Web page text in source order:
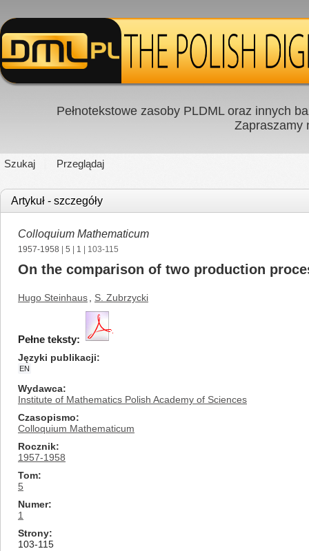
Pełnotekstowe zasoby PLDML oraz innych
Zapraszamy
Szukaj Przeglądaj
Artykuł - szczegóły
Colloquium Mathematicum
1957-1958 5 1 | 103-115
On the comparison of two production
Hugo Steinhaus S. Zubrzycki
Pełne teksty:
Języki publikacji
EN
Wydawca
Institute of Mathematics Polish Academy of Sciences
Czasopismo
Colloquium Mathematicum
Rocznik
1957-1958
Tom
5
Numer
1
Strony
103-115